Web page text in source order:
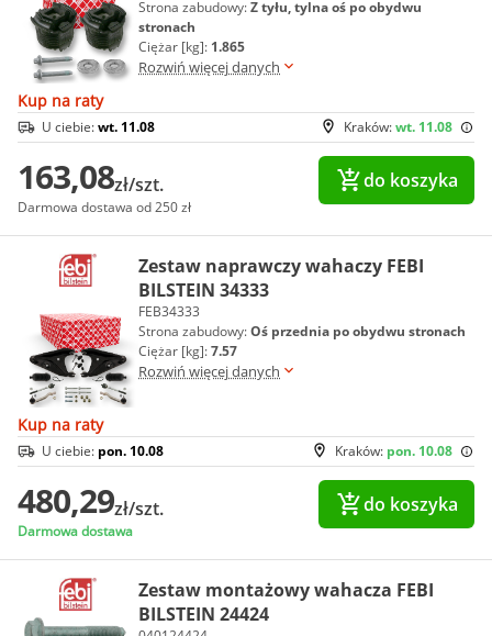
Strona zabudowy:Z tyłu, tylna oś po obydwu
stronach
Ciężar [kg]: 1.865
Rozwiń więcej danych
Kup na raty
Kraków:wt. 11.08
U ciebie:wt. 11.08
163,08zł/szt.
Darmowa dostawa od 250 zł
do koszyka
Zestaw naprawczy wahaczy FEBI
BILSTEIN 34333
FEB34333
Strona zabudowy:Oś przednia po obydwu stronach
Ciężar [kg]:7.57
Rozwiń więcej danych
Kup na raty
Kraków: pon. 10.08
U ciebie: pon. 10.08
480,29zł/szt.
Darmowa dostawa
do koszyka
Zestaw montażowy wahacza FEBI
BILSTEIN 24424